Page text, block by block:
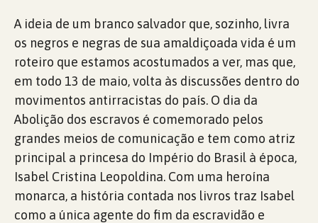
A ideia de um branco salvador que, sozinho, livra
os negros e negras de sua amaldiçoada vida é um
roteiro que estamos acostumados a ver, mas que,
em todo 13 de maio, volta às discussões dentro do
movimentos antirracistas do país. O dia da
Abolição dos escravos é comemorado pelos
grandes meios de comunicação e tem como atriz
principal a princesa do Império do Brasil à época,
Isabel Cristina Leopoldina. Com uma heroína
monarca, a história contada nos livros traz Isabel
como a única agente do fim da escravidão e